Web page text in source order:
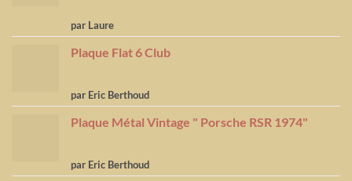
Note5sur
5
par Laure
Plaque Flat 6 Club
Note5 sur
5
par Eric Berthoud
Plaque Métal Vintage " Porsche RSR 1974"
Note5 sur
5
par Eric Berthoud